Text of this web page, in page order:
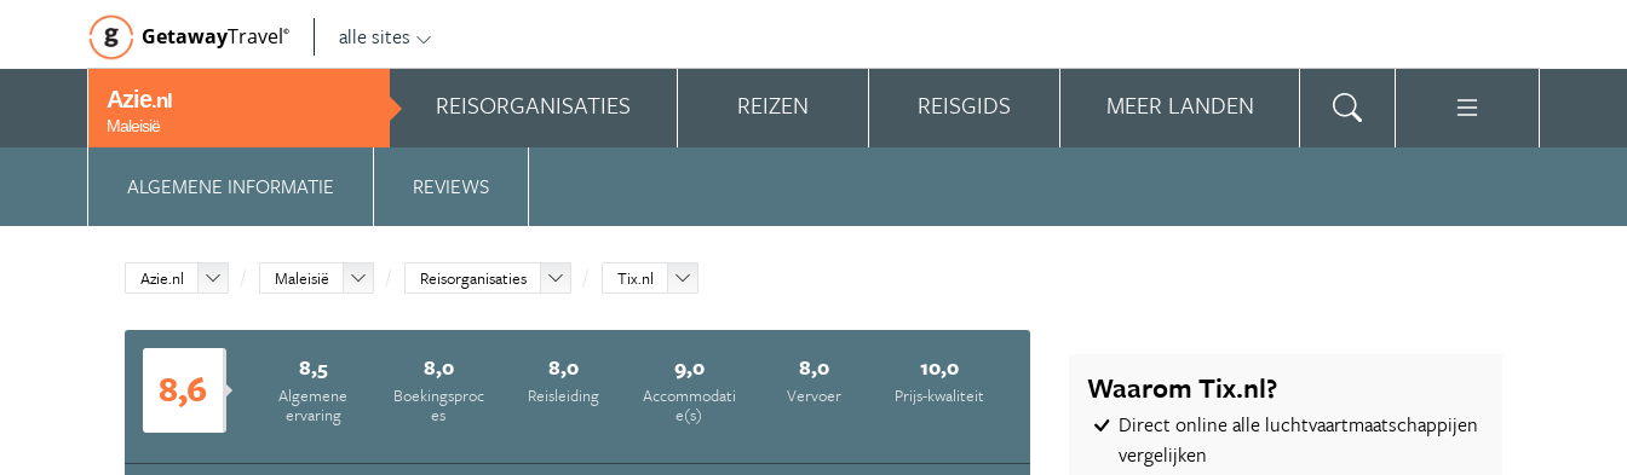
GetawayTravel© alle sites
Azie.nl
Maleisië
REISORGANISATIES REIZEN REISGIDS MEER LANDEN
ALGEMENE INFORMATIE REVIEWS
Azie.nl Maleisië Reisorganisaties Tix.nl
8,6 8,5
Algemene
ervaring
8,0
Boekingsproc
es
8,0
Reisleiding
9,0
Accommodati
e(s)
8,0
Vervoer
10,0
Prijs-kwaliteit Waarom Tix.nl?
Direct online alle luchtvaartmaatschappijen
vergelijken